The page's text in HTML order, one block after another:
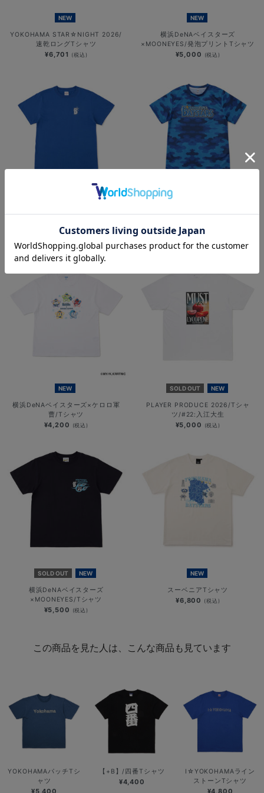
NEW
YOKOHAMA STAR☆NIGHT 2026/
速乾ロングTシャツ
¥6,701 (税込)
NEW
横浜DeNAベイスターズ
×MOONEYES/発泡プリントTシャツ
¥5,000 (税込)
¥3,200(税込)
ュ柄/チームロゴ
NEW
横浜DeNAベイスターズ×ケロロ軍
曹/Tシャツ
¥4,200 (税込)
SOLD OUT NEW
PLAYER PRODUCE 2026/Tシャ
ツ/#22:入江大生
¥5,000 (税込)
SOLD OUT NEW
横浜DeNAベイスターズ
×MOONEYES/Tシャツ
¥5,500 (税込)
NEW
スーベニアTシャツ
¥6,800 (税込)
この商品を見た人は、こんな商品も見ています
YOKOHAMAパッチTシ
ャツ
【+B】/四番Tシャツ
¥4,400
I☆YOKOHAMAライン
ストーンTシャツ